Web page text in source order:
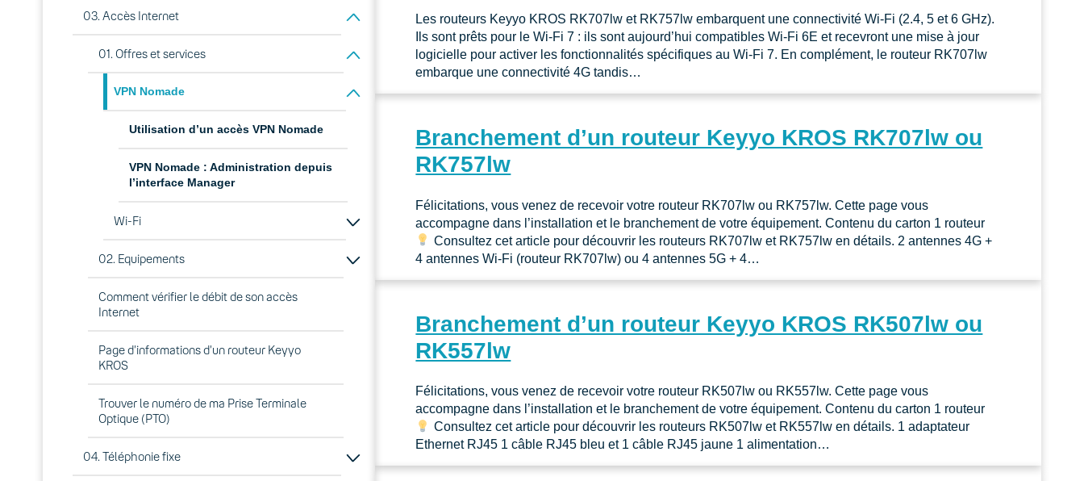
03. Accès Internet
01. Offres et services
VPN Nomade
Utilisation d’un accès VPN Nomade
VPN Nomade : Administration depuis
l’interface Manager
Wi-Fi
02. Equipements
Comment vérifier le débit de son accès
Internet
Page d’informations d’un routeur Keyyo
KROS
Trouver le numéro de ma Prise Terminale
Optique (PTO)
04. Téléphonie fixe
Les routeurs Keyyo KROS RK707lw et RK757lw embarquent une connectivité Wi-Fi (2.4, 5 et 6 GHz).
Ils sont prêts pour le Wi-Fi 7 : ils sont aujourd’hui compatibles Wi-Fi 6E et recevront une mise à jour
logicielle pour activer les fonctionnalités spécifiques au Wi-Fi 7. En complément, le routeur RK707lw
embarque une connectivité 4G tandis…
Branchement d’un routeur Keyyo KROS RK707lw ou
RK757lw
Félicitations, vous venez de recevoir votre routeur RK707lw ou RK757lw. Cette page vous
accompagne dans l’installation et le branchement de votre équipement. Contenu du carton 1 routeur
Consultez cet article pour découvrir les routeurs RK707lw et RK757lw en détails. 2 antennes 4G +
4 antennes Wi-Fi (routeur RK707lw) ou 4 antennes 5G + 4…
Branchement d’un routeur Keyyo KROS RK507lw ou
RK557lw
Félicitations, vous venez de recevoir votre routeur RK507lw ou RK557lw. Cette page vous
accompagne dans l’installation et le branchement de votre équipement. Contenu du carton 1 routeur
Consultez cet article pour découvrir les routeurs RK507lw et RK557lw en détails. 1 adaptateur
Ethernet RJ45 1 câble RJ45 bleu et 1 câble RJ45 jaune 1 alimentation…